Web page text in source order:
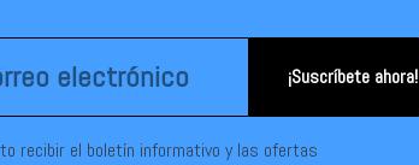
¡Suscríbete ahora!
recibir el boletín informativo y las ofertas